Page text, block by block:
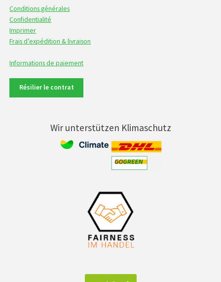
Conditions générales
Confidentialité
Imprimer
Frais d’expédition & livraison
Informations de paiement
Résilier le contrat
Wir unterstützen Klimaschutz